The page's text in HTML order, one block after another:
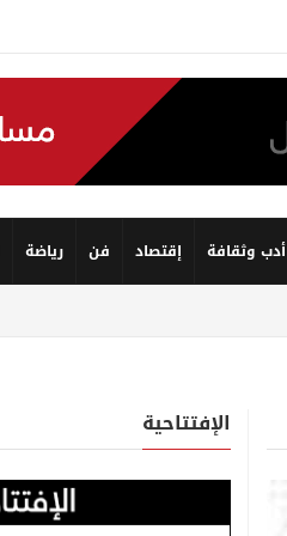
أدب وثقافة إقتصاد فن رياضة
الإفتتاحية